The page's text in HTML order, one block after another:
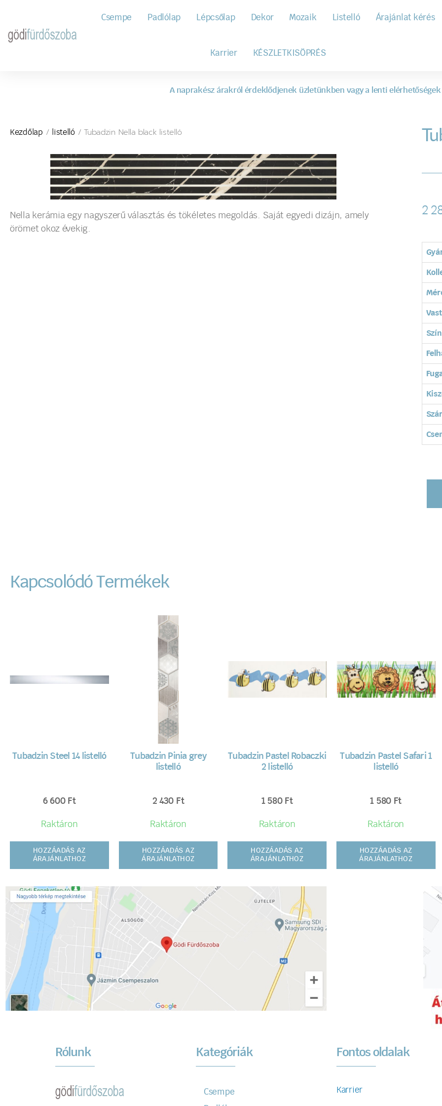
Csempe Padlólap Lépcsőlap Dekor Mozaik Listelló Árajánlat kérés
Karrier KÉSZLETKISÖPRÉS
A naprakész árakról érdeklődjenek üzletünkben vagy a lenti
Kezdőlap / listelló/ Tubadzin Nella black listelló
Nella kerámia egy nagyszerű választás és tökéletes megoldás. Saját egyedi dizájn, amely
örömet okoz évekig.
2
Kapcsolódó Termékek
Tubadzin Steel 14 listelló
6 600 Ft
Raktáron
HOZZÁADÁS AZ
ÁRAJÁNLATHOZ
Tubadzin Pinia grey
listelló
2 430 Ft
Raktáron
HOZZÁADÁS AZ
ÁRAJÁNLATHOZ
Tubadzin Pastel Robaczki
2 listelló
1 580 Ft
Raktáron
HOZZÁADÁS AZ
ÁRAJÁNLATHOZ
Tubadzin Pastel Safari 1
listelló
1 580 Ft
Raktáron
HOZZÁADÁS AZ
ÁRAJÁNLATHOZ
Rólunk Kategóriák
Csempe
Fontos oldalak
Karrier